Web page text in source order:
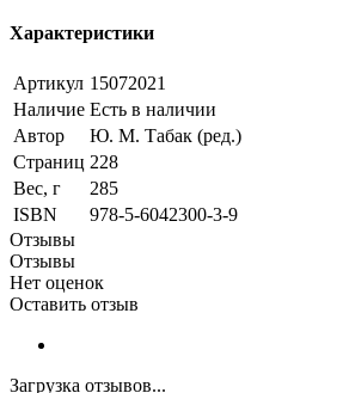
Характеристики
Артикул 15072021
Наличие Есть в наличии
Автор
Ю. М. Табак (ред.)
Страниц 228
Вес, г
285
ISBN
978-5-6042300-3-9
Отзывы
Отзывы
Нет оценок
Оставить отзыв
Загрузка отзывов...